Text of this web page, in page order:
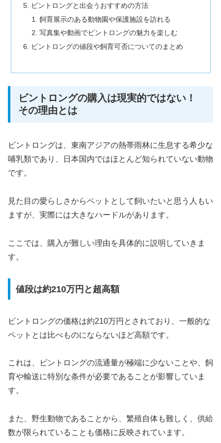
ビントロングと出会うおすすめの方法
飼育展示のある動物園や保護施設を訪れる
写真集や動画でビントロングの魅力を楽しむ
ビントロングの値段や飼育可否についてのまとめ
ビントロングの購入は現実的ではない！
その理由とは
ビントロングは、東南アジアの熱帯雨林に生息する希少な
哺乳類であり、日本国内ではほとんど知られていない動物
です。
見た目の愛らしさからペットとして飼いたいと思う人もい
ますが、実際には大きなハードルがあります。
ここでは、購入が難しい理由を具体的に説明していきま
す。
値段は約210万円と超高額
ビントロングの価格は約210万円とされており、一般的な
ペットとは比べものにならないほど高額です。
これは、ビントロングの流通量が極端に少ないことや、飼
育や輸送に特別な条件が必要であることが影響していま
す。
また、野生動物であることから、繁殖自体も難しく、供給
数が限られていることも価格に反映されています。